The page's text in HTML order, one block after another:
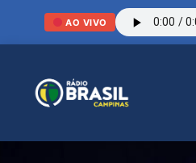
AO VIVO